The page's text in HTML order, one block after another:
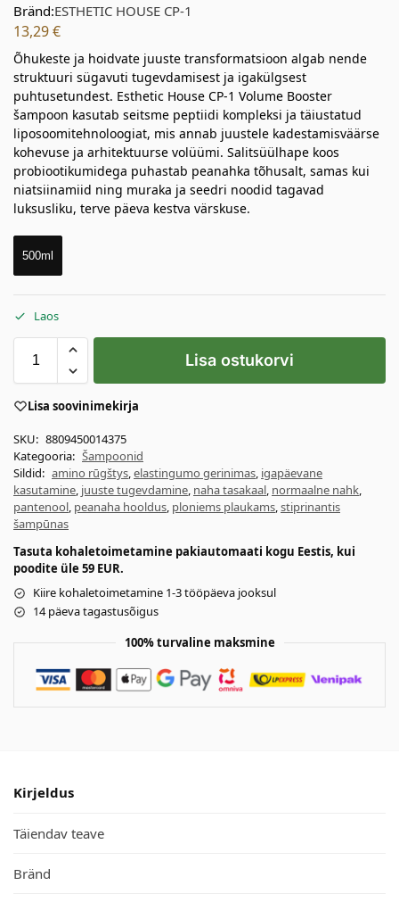
Bränd:ESTHETIC HOUSE CP-1
13,29€
Õhukeste ja hoidvate juuste transformatsioon algab nende
struktuuri sügavuti tugevdamisest ja igakülgsest
puhtusetundest. Esthetic House CP-1 Volume Booster
šampoon kasutab seitsme peptiidi kompleksi ja täiustatud
liposoomitehnoloogiat, mis annab juustele kadestamisväärse
kohevuse ja arhitektuurse volüümi. Salitsüülhape koos
probiootikumidega puhastab peanahka tõhusalt, samas kui
niatsiinamiid ning muraka ja seedri noodid tagavad
luksusliku, terve päeva kestva värskuse.
500ml
Laos
Lisa ostukorvi
Lisa soovinimekirja
SKU: 8809450014375
Kategooria: Šampoonid
Sildid: amino rūgštys,elastingumo gerinimas, igapäevane
kasutamine, juuste tugevdamine, naha tasakaal, normaalne nahk,
pantenool, peanaha hooldus, ploniems plaukams,stiprinantis
šampūnas
Tasuta kohaletoimetamine pakiautomaati kogu Eestis, kui
poodite üle 59 EUR.
Kiire kohaletoimetamine 1-3 tööpäeva jooksul
14 päeva tagastusõigus
100% turvaline maksmine
Kirjeldus
Täiendav teave
Bränd